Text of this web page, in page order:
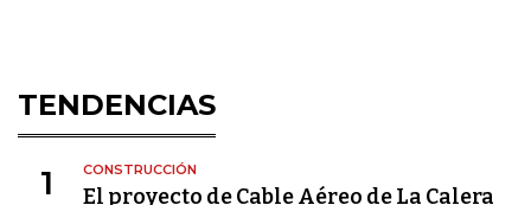
TENDENCIAS
1 CONSTRUCCIÓN
El proyecto de Cable Aéreo de La Calera